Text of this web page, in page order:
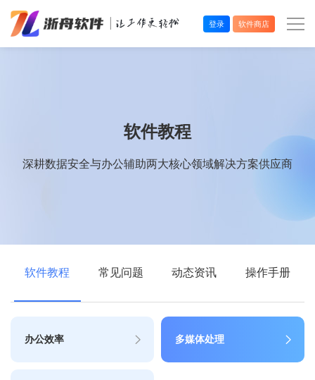
登录 软件商店
软件教程
深耕数据安全与办公辅助两大核心领域解决方案供应商
软件教程 常见问题 动态资讯 操作手册
办公效率 多媒体处理